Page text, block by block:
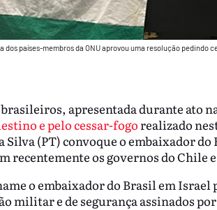
países-membros da ONU aprovou uma resolução pedindo
apresentada durante ato
e pelo cessar-fogo realizado
(PT) convoque o embaixador
recentemente os governos do Chile
o embaixador do Brasil em Israel
militar e de segurança assinados